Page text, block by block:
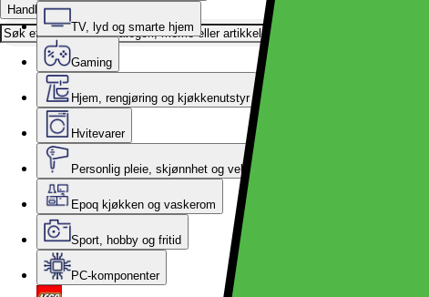
Handlekurv
TV, lyd og smarte hjem
Gaming
Hjem, rengjøring og kjøkkenutstyr
Hvitevarer
Personlig pleie, skjønnhet og velvære
Epoq kjøkken og vaskerom
Sport, hobby og fritid
PC-komponenter